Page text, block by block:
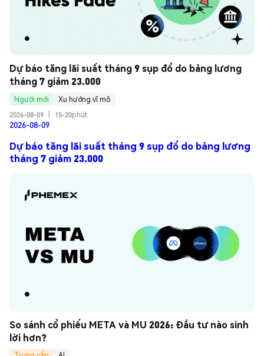
Dự báo tăng lãi suất tháng 9 sụp đổ do bảng lương
tháng 7 giảm 23.000
Người mới
Xu hướng vĩ mô
2026-08-09
15-20phút
2026-08-09
Dự báo tăng lãi suất tháng 9 sụp đổ do bảng lương
tháng 7 giảm 23.000
So sánh cổ phiếu META và MU 2026: Đầu tư nào sinh
lời hơn?